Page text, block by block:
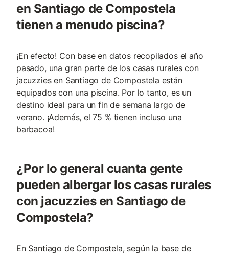
en Santiago de Compostela
tienen a menudo piscina?
¡En efecto! Con base en datos recopilados el año
pasado, una gran parte de los casas rurales con
jacuzzies en Santiago de Compostela están
equipados con una piscina. Por lo tanto, es un
destino ideal para un fin de semana largo de
verano. ¡Además, el 75 % tienen incluso una
barbacoa!
¿Por lo general cuanta gente
pueden albergar los casas rurales
con jacuzzies en Santiago de
Compostela?
En Santiago de Compostela, según la base de